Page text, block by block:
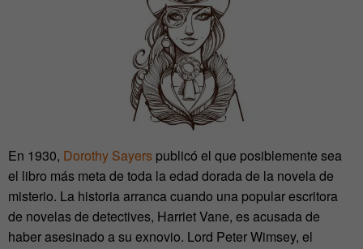
En 1930, Dorothy Sayers publicó el que posiblemente sea
el libro más meta de toda la edad dorada de la novela de
misterio. La historia arranca cuando una popular escritora
de novelas de detectives, Harriet Vane, es acusada de
haber asesinado a su exnovio. Lord Peter Wimsey, el